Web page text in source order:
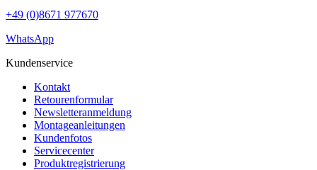
+49 (0)8671 977670
WhatsApp
Kundenservice
Kontakt
Retourenformular
Newsletteranmeldung
Montageanleitungen
Kundenfotos
Servicecenter
Produktregistrierung